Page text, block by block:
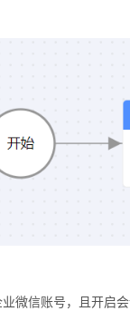
微信账号，且开启